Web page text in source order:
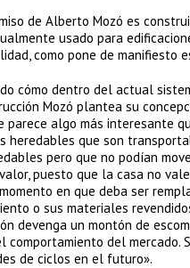
de Alberto Mozó es
usado para
como pone de manifiesto
cómo dentro del actual
Mozó plantea su
parece algo más interesante
heredables que son
pero que no podían
puesto que la casa no
en que deba ser
o sus materiales
devenga un montón de
comportamiento del
de ciclos en el futuro».